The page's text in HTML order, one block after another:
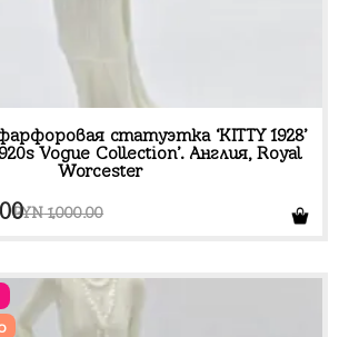
статуэтка ‘KITTY 1928’
Vogue Collection’. Англия, Royal
Worcester
BYN1,000.00
Текущая
BYN 500.00.